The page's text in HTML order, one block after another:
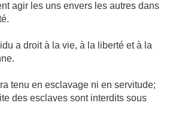
agir les uns envers les autres dans
a droit à la vie, à la liberté et à la
tenu en esclavage ni en servitude;
des esclaves sont interdits sous